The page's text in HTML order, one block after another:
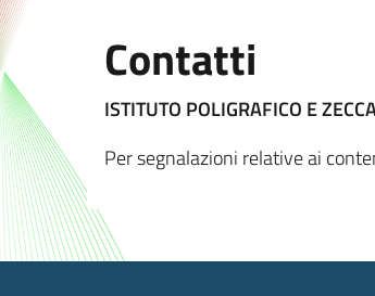
Contatti
ISTITUTO POLIGRAFICO E
Per segnalazioni relative ai